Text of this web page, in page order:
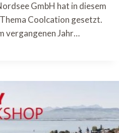
GmbH hat in diesem
Coolcation gesetzt.
vergangenen Jahr…